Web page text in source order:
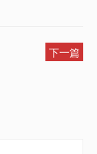
下一篇